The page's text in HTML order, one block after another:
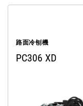
路面冷刨機
PC306 XD